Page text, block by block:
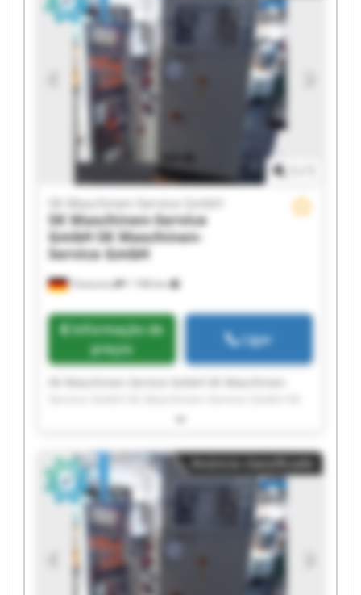
Maschinen-Service GmbH SK Maschinen-Service
GmbH SK Maschinen-Service GmbH SK
Maschinen-Service GmbH SK Maschinen-Service
GmbH SK Maschinen-Service GmbH SK
Maschinen-Service GmbH SK Maschinen-Service
GmbH SK Maschinen-Service GmbH SK
Maschinen-Service GmbH SK Maschinen-Service
Tönisvorst 1 748 km
SK Maschinen-Service GmbH
SK Maschinen-Service
GmbH SK Maschinen-
Service GmbH
Informação de
preços
Ligar
Maschinen-Service GmbH SK Maschinen-Service
Maschinen-Service GmbH SK Maschinen-Service
GmbH SK Maschinen-Service GmbH SK
Maschinen-Service GmbH SK Maschinen-Service
GmbH SK Maschinen-Service GmbH SK
Maschinen-Service GmbH SK Maschinen-Service
GmbH SK Maschinen-Service GmbH SK
Maschinen-Service GmbH SK Maschinen-Service
GmbH SK Maschinen-Service GmbH SK
Maschinen-Service GmbH SK Maschinen-Service